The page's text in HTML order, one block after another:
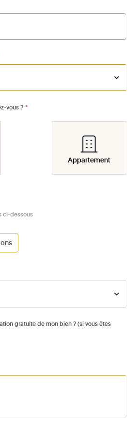
vous ? *
Appartement
ci-dessous
gratuite de mon bien ? (si vous êtes